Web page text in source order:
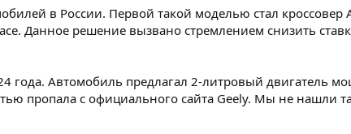
в России. Первой такой моделью стал
Данное решение вызвано стремлением снизить
года. Автомобиль предлагал 2-литровый двигатель
пропала с официального сайта Geely. Мы не нашли